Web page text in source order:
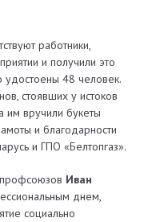
работники,
и получили это
удостоены 48 человек.
стоявших у истоков
им вручили букеты
и благодарности
и ГПО «Белтопгаз».
Иван
днем,
социально